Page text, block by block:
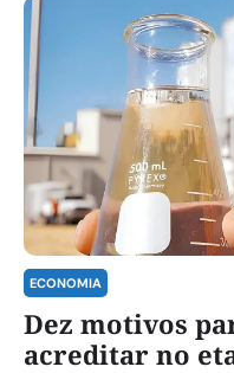
ECONOMIA
Dez motivos
acreditar no